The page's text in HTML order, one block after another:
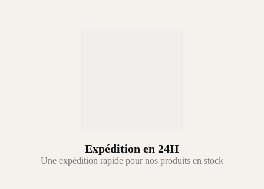
Expédition en 24H
Une expédition rapide pour nos produits en stock